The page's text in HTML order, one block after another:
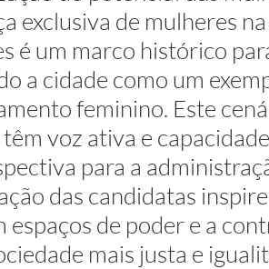
exclusiva de mulheres
é um marco histórico
a cidade como um
feminino. Este
voz ativa e
para a
das candidatas
espaços de poder e a
mais justa e